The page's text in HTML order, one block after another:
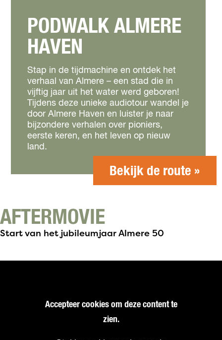
PODWALK ALMERE
HAVEN
Stap in de tijdmachine en ontdek het
verhaal van Almere – een stad die in
vijftig jaar uit het water werd geboren!
Tijdens deze unieke audiotour wandel je
door Almere Haven en luister je naar
bijzondere verhalen over pioniers,
eerste keren, en het leven op nieuw
land.
Bekijk de route »
AFTERMOVIE
Start van het jubileumjaar Almere 50
Accepteer cookies om deze content te
zien.